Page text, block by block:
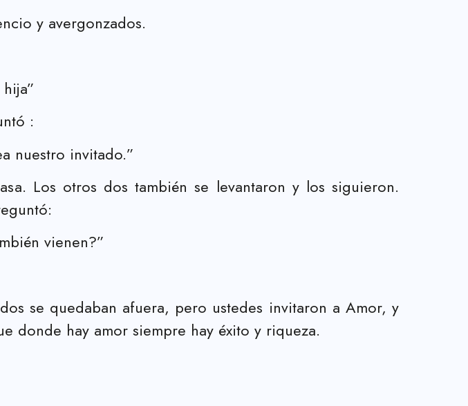
y avergonzados.
:
nuestro invitado.”
Los otros dos también se levantaron y los siguieron.
vienen?”
se quedaban afuera, pero ustedes invitaron a Amor, y
donde hay amor siempre hay éxito y riqueza.